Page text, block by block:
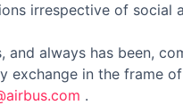
irrespective of social
and always has been,
exchange in the frame
.